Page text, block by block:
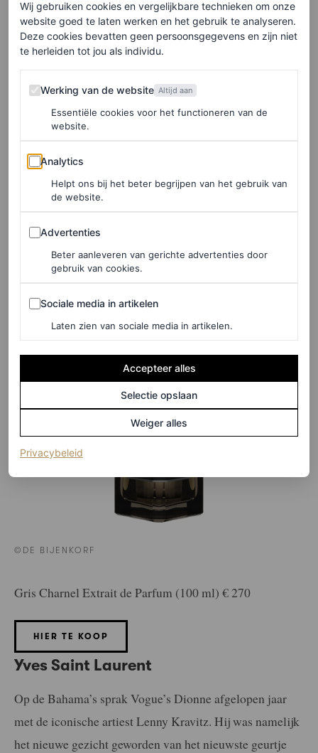
Phantom In Red Parfum Elixir Spray (100ml), € 97,92
HIER TE KOOP
BDK Parfums
Als er één parfum is waar ik zelf de meeste
complimenten over krijg, dan is het Gris Charnel van
BDK Parfums. Je sprayt het op en je ruikt de hele avond
heerlijk. Het is een houtachtige en kruidige geur,
geïnspireerd op Parijse stedelijke sensualiteit. Je kunt je
dus wel voorstellen hoe die ruikt. Niet voor overdag,
maar voor een avondje uit is deze geur onweerstaanbaar.
©DE BIJENKORF
Gris Charnel Extrait de Parfum (100 ml) € 270
HIER TE KOOP
Yves Saint Laurent
Op de Bahama’s sprak Vogue’s Dionne afgelopen jaar
met de iconische artiest Lenny Kravitz. Hij was namelijk
het nieuwe gezicht geworden van het nieuwste geurtje
Wij gebruiken cookies en vergelijkbare technieken om onze
website goed te laten werken en het gebruik te analyseren.
Deze cookies bevatten geen persoonsgegevens en zijn niet
te herleiden tot jou als individu.
Werking van de website
Werking van de website Altijd aan
Essentiële cookies voor het functioneren van de
website.
Analytics
Analytics
Helpt ons bij het beter begrijpen van het gebruik van
de website.
Advertenties
Advertenties
Beter aanleveren van gerichte advertenties door
gebruik van cookies.
Sociale media in artikelen
Sociale media in artikelen
Laten zien van sociale media in artikelen.
Accepteer alles
Selectie opslaan
Weiger alles
Privacybeleid